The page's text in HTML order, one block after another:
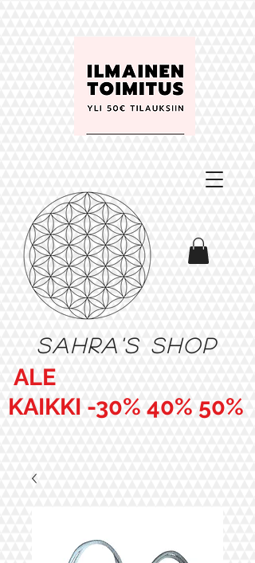
Sahra's shop
ALE
KAIKKI -30% 40% 50%